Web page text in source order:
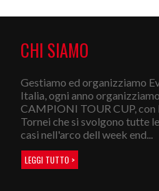
CHI SIAMO
Gestiamo ed organizziamo
Italia, ogni anno
CAMPIONI TOUR CUP,
Tornei che si svolgono tutte
casi nell'arco dell week end...
LEGGI TUTTO >